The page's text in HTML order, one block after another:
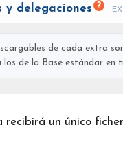
y delegaciones ?
de cada extra
los de la Base estándar en
un único